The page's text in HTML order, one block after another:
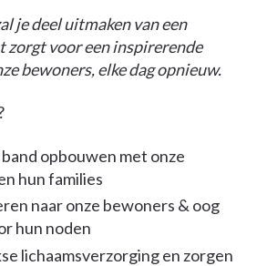
je deel uitmaken van een
zorgt voor een inspirerende
bewoners, elke dag opnieuw.
opbouwen met onze
hun families
naar onze bewoners & oog
hun noden
lichaamsverzorging en zorgen